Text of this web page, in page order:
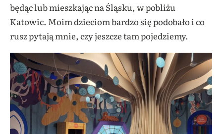
będąc lub mieszkając na Śląsku, w pobliżu
Katowic. Moim dzieciom bardzo się podobało i co
rusz pytają mnie, czy jeszcze tam pojedziemy.